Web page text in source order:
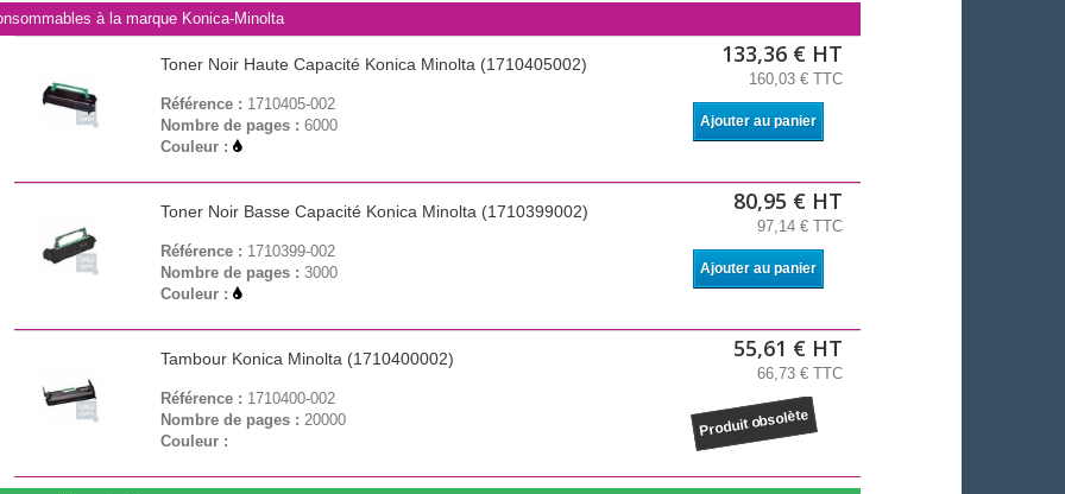
à la marque Konica-Minolta
Toner Noir Haute Capacité Konica Minolta (1710405002)
Référence : 1710405-002
Nombre de pages :6000
Couleur :
133,36 € HT
160,03 € TTC
Ajouter au panier
Toner Noir Basse Capacité Konica Minolta (1710399002)
Référence : 1710399-002
Nombre de pages :3000
Couleur :
80,95 € HT
97,14 € TTC
Ajouter au panier
Tambour Konica Minolta (1710400002)
Référence : 1710400-002
Nombre de pages :20000
Couleur :
55,61 € HT
66,73 € TTC
Produit obsolète